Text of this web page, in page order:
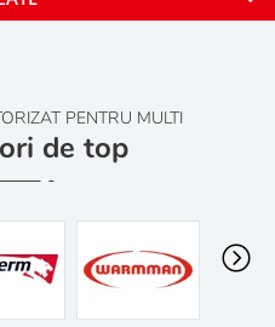
PENTRU MULTI
de top